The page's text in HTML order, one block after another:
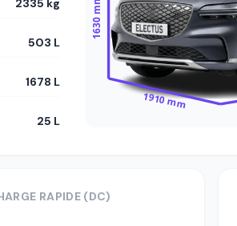
2335 kg
503 L
1678 L
25 L
1630 mm
1910 mm
RAPIDE (DC)